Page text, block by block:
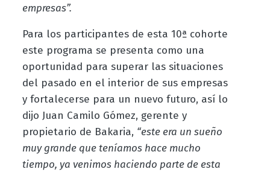
empresas”.
Para los participantes de esta 10ª cohorte
este programa se presenta como una
oportunidad para superar las situaciones
del pasado en el interior de sus empresas
y fortalecerse para un nuevo futuro, así lo
dijo Juan Camilo Gómez, gerente y
propietario de Bakaria, “este era un sueño
muy grande que teníamos hace mucho
tiempo, ya venimos haciendo parte de esta